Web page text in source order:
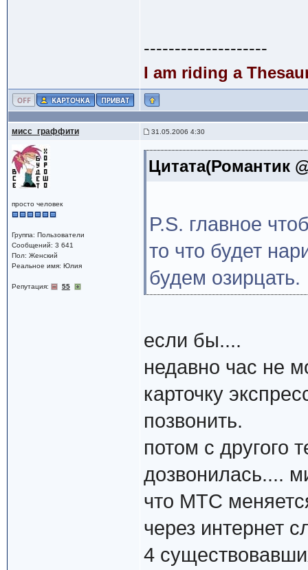
--------------------
I am riding a
мисс_граффити 31.05.2006 4:30
просто человек
Группа: Пользователи
Сообщений: 3 641
Пол: Женский
Реальное имя: Юлия
Репутация: 55
Цитата(Романтик
P.S. главное
то что будет
будем озирцать.
если бы....
недавно час не
карточку
позвонить.
потом с другого
дозвонилась....
что МТС
через интернет
4